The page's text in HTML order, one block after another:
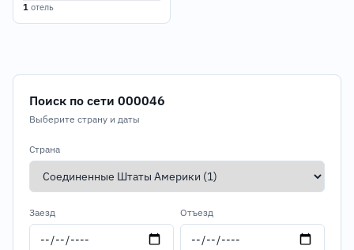
1 отель
Поиск по сети 000046
Выберите страну и даты
Страна
Заезд Отъезд